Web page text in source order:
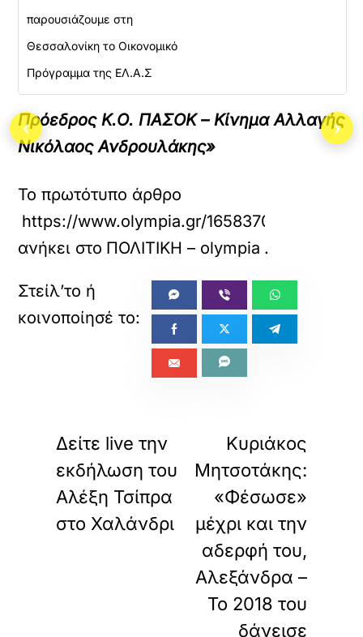
παρουσιάζουμε στη
Θεσσαλονίκη το Οικονομικό
Πρόγραμμα της ΕΛ.Α.Σ
Πρόεδρος Κ.Ο. ΠΑΣΟΚ – Κίνημα Αλλαγής
Νικόλαος Ανδρουλάκης»
Το πρωτότυπο άρθρο
https://www.olympia.gr/1658370/politiki/
ανήκει στο ΠΟΛΙΤΙΚΗ – olympia .
Δείτε live την
εκδήλωση του
Αλέξη Τσίπρα
στο Χαλάνδρι
Κυριάκος
Μητσοτάκης:
«Φέσωσε»
μέχρι και την
αδερφή του,
Αλεξάνδρα –
Το 2018 του
δάνεισε
‹ ›